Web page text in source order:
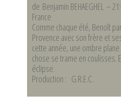
de Benjamin BEHAEGHEL –
France
Comme chaque été, Benoît
Provence avec son frère et
cette année, une ombre
chose se trame en coulisses.
éclipse.
Production : G.R.E.C.